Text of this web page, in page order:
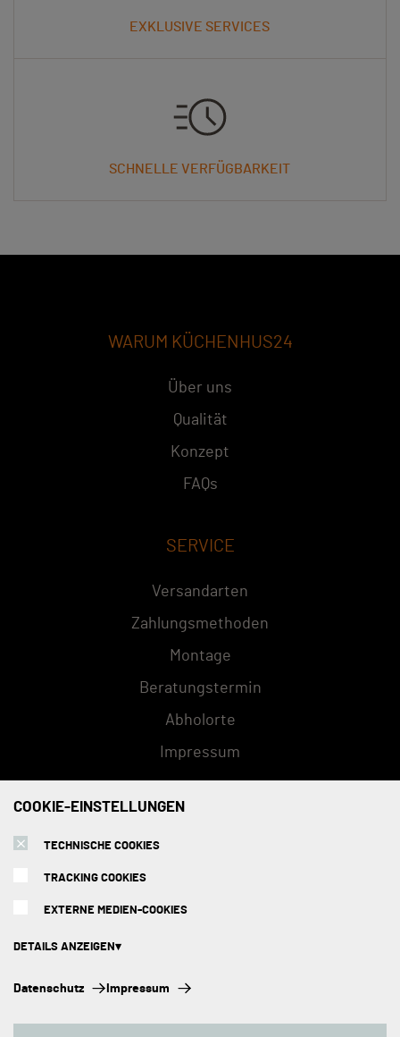
COOKIE-EINSTELLUNGEN
TECHNISCHE COOKIES
TRACKING COOKIES
EXTERNE MEDIEN-COOKIES
DETAILS ANZEIGEN
Technische Cookies:
Datenschutz Impressum
EXKLUSIVE SERVICES
SCHNELLE VERFÜGBARKEIT
WARUM KÜCHENHUS24
Über uns
Qualität
Konzept
FAQs
SERVICE
Versandarten
Zahlungsmethoden
Montage
Beratungstermin
Abholorte
Impressum
ZAHLUNGSMETHODEN
Copyright © 2026 Kuechenhus24